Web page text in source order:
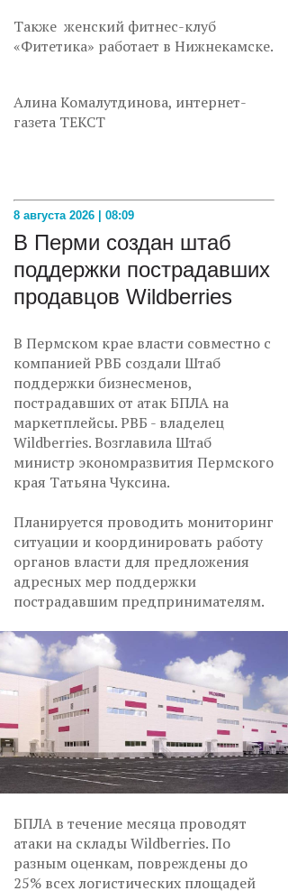
Также женский фитнес-клуб
«Фитетика» работает в Нижнекамске.
Алина Комалутдинова, интернет-
газета ТЕКСТ
8 августа 2026 | 08:09
В Перми создан штаб
поддержки пострадавших
продавцов Wildberries
В Пермском крае власти совместно с
компанией РВБ создали Штаб
поддержки бизнесменов,
пострадавших от атак БПЛА на
маркетплейсы. РВБ - владелец
Wildberries. Возглавила Штаб
министр экономразвития Пермского
края Татьяна Чуксина.
Планируется проводить мониторинг
ситуации и координировать работу
органов власти для предложения
адресных мер поддержки
пострадавшим предпринимателям.
БПЛА в течение месяца проводят
атаки на склады Wildberries. По
разным оценкам, повреждены до
25% всех логистических площадей